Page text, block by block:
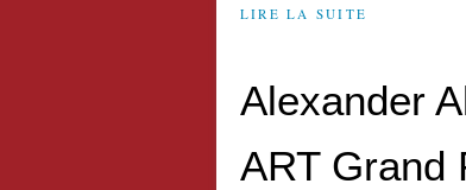
LIRE LA SUITE
Alexander
ART Grand